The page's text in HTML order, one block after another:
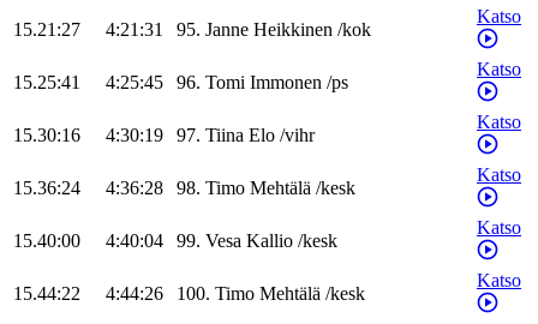
15.21:27 4:21:31 95. Janne Heikkinen /kok
Katso
15.25:41 4:25:45 96. Tomi Immonen /ps
Katso
15.30:16 4:30:19 97. Tiina Elo /vihr
Katso
15.36:24 4:36:28 98. Timo Mehtälä /kesk
Katso
15.40:00 4:40:04 99. Vesa Kallio /kesk
Katso
15.44:22 4:44:26 100. Timo Mehtälä /kesk
Katso